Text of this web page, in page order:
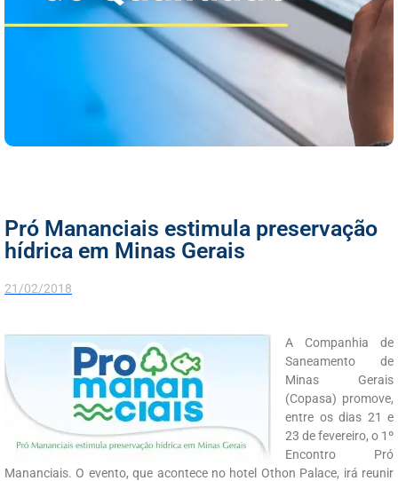
Pró Mananciais estimula preservação
hídrica em Minas Gerais
21/02/2018
A Companhia de
Saneamento de
Minas Gerais
(Copasa) promove,
entre os dias 21 e
23 de fevereiro, o 1º
Encontro Pró
Mananciais. O evento, que acontece no hotel Othon Palace, irá reunir